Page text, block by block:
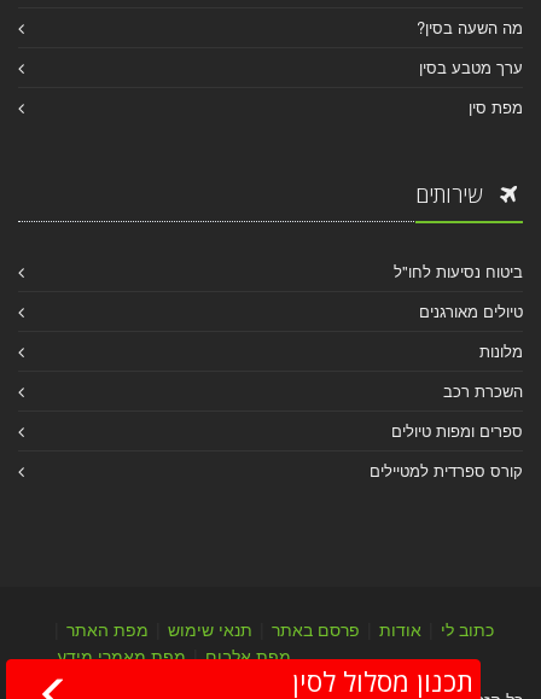
מה השעה בסין?
ערך מטבע בסין
מפת סין
שירותים
ביטוח נסיעות לחו"ל
טיולים מאורגנים
מלונות
השכרת רכב
ספרים ומפות טיולים
קורס ספרדית למטיילים
כתוב לי אודות פרסם באתר תנאי שימוש מפת האתר
מפת אלבום|מפת מאמרי מידע
תכנון מסלול לסין